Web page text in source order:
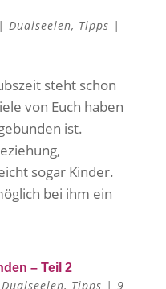
| Dualseelen, Tipps |
steht schon
von Euch haben
ist.
sogar Kinder.
bei ihm ein
– Teil 2
Dualseelen, Tipps | 9